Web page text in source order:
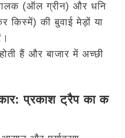
(ऑल ग्रीन) और धनि
किस्में) की बुवाई मेड़ों या
हैं और बाजार में अच्छी
प्रकाश ट्रैप का क